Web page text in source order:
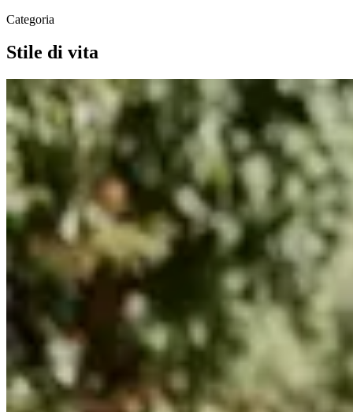
Categoria
Stile di vita